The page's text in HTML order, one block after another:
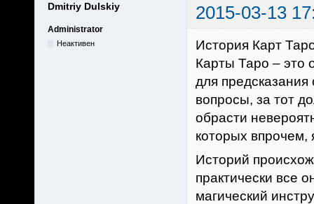
Dmitriy Dulskiy 2015-03-13
Administrator
Неактивен
История Карт
Карты Таро – это
для
вопросы, за тот
обрасти
которых впрочем,
Историй
практически все
магический